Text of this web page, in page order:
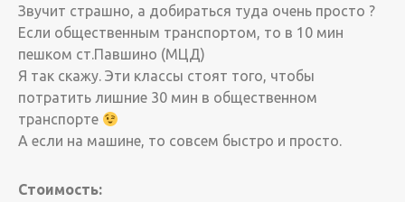
Звучит страшно, а добираться туда очень просто ?
Если общественным транспортом, то в 10 мин
пешком ст.Павшино (МЦД)
Я так скажу. Эти классы стоят того, чтобы
потратить лишние 30 мин в общественном
транспорте
А если на машине, то совсем быстро и просто.
Стоимость: